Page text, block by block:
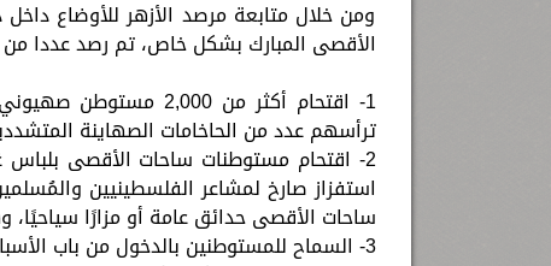
ومن خلال متابعة مرصد الأزهر للأوضاع
الأقصى المبارك بشكل خاص، تم رصد عددا من
ترأسهم عدد من الحاخامات الصهاينة
2- اقتحام مستوطنات ساحات الأقصى
استفزاز صارخ لمشاعر الفلسطينيين
ساحات الأقصى حدائق عامة أو مزارًا سياحيًا،
3- السماح للمستوطنين بالدخول من باب الأسباط: